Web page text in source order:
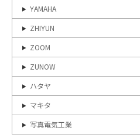
YAMAHA
ZHIYUN
ZOOM
ZUNOW
ハタヤ
マキタ
写真電気工業